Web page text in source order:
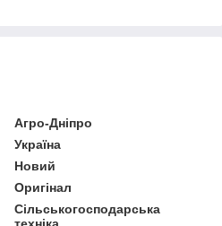
Агро-Дніпро
Україна
Новий
Оригінал
Сільськогосподарська
техніка